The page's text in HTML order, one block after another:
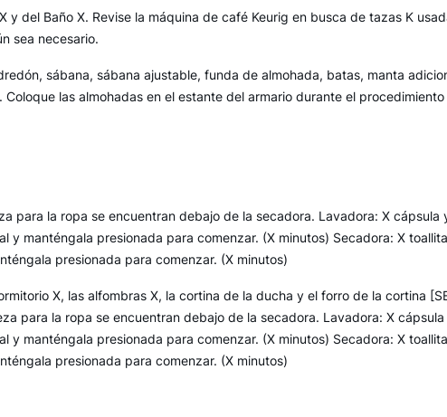
del Baño X. Revise la máquina de café Keurig en busca de tazas K
sea necesario.
sábana, sábana ajustable, funda de almohada, batas, manta
las almohadas en el estante del armario durante el
para la ropa se encuentran debajo de la secadora. Lavadora: X cápsula
y manténgala presionada para comenzar. (X minutos) Secadora: X
presionada para comenzar. (X minutos)
X, las alfombras X, la cortina de la ducha y el forro de la cortina
para la ropa se encuentran debajo de la secadora. Lavadora: X
y manténgala presionada para comenzar. (X minutos) Secadora: X
presionada para comenzar. (X minutos)